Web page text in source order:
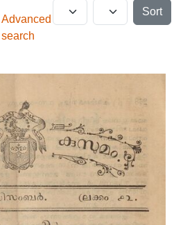
Advanced
search
Sort